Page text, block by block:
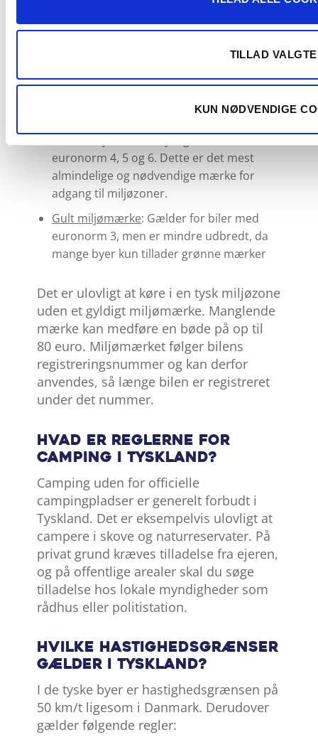
TILLAD VALGTE
KUN NØDVENDIGE
tyske motorkontorer. Det skal sidde
synligt i bilen, især hvis du vil parkere
miljømærker i Tyskland
euronorm 4, 5 og 6. Dette er det mest
almindelige og nødvendige mærke for
adgang til miljøzoner.
Gult miljømærke: Gælder for biler med
euronorm 3, men er mindre udbredt, da
mange byer kun tillader grønne mærker
Det er ulovligt at køre i en tysk miljøzone
uden et gyldigt miljømærke. Manglende
mærke kan medføre en bøde på op til
80 euro. Miljømærket følger bilens
registreringsnummer og kan derfor
anvendes, så længe bilen er registreret
under det nummer.
Hvad er reglerne for
camping i Tyskland?
Camping uden for officielle
campingpladser er generelt forbudt i
Tyskland. Det er eksempelvis ulovligt at
campere i skove og naturreservater. På
privat grund kræves tilladelse fra ejeren,
og på offentlige arealer skal du søge
tilladelse hos lokale myndigheder som
rådhus eller politistation.
Hvilke hastighedsgrænser
gælder i Tyskland?
I de tyske byer er hastighedsgrænsen på
50 km/t ligesom i Danmark. Derudover
gælder følgende regler: